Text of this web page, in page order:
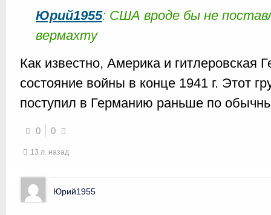
Юрий1955: США вроде бы не
вермахту
Как известно, Америка и гитлеровская
состояние войны в конце 1941 г. Этот
поступил в Германию раньше по
0 0
13 л. назад
Юрий1955